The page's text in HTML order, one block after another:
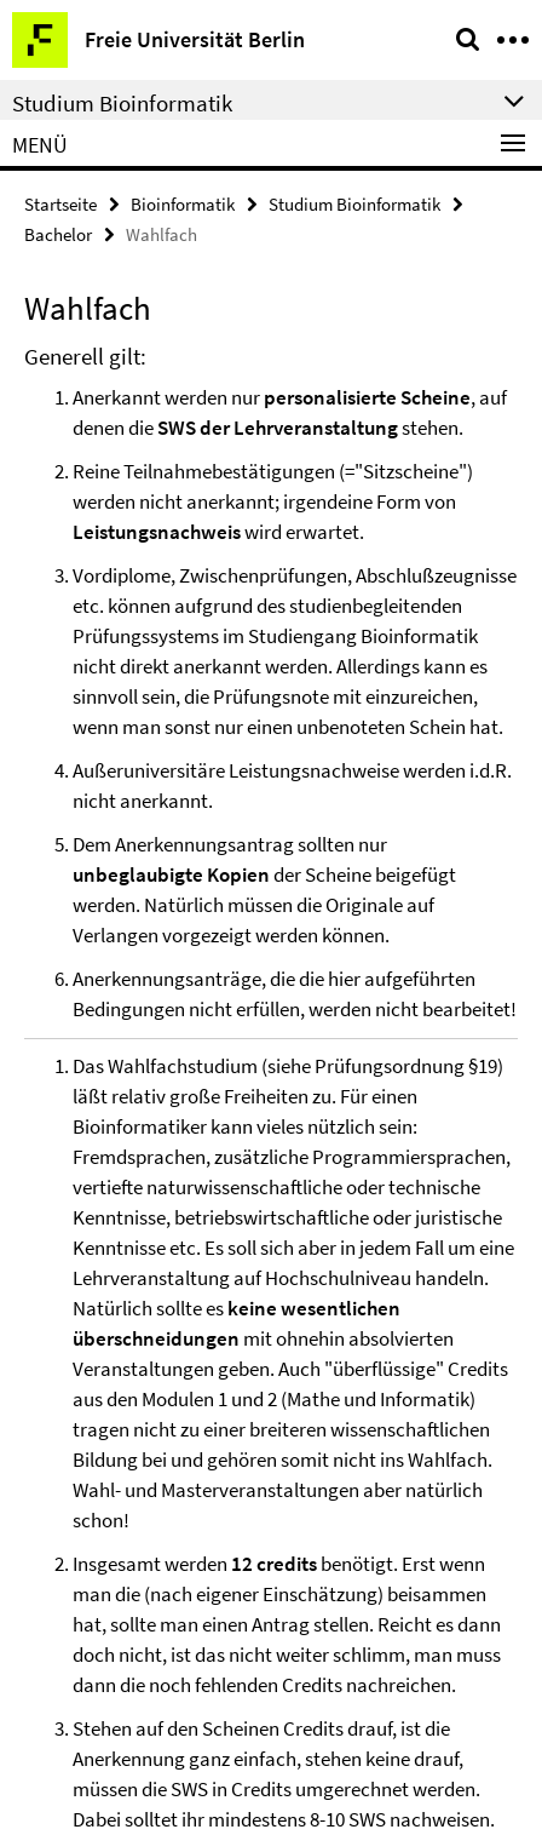
Springe
direkt
zu
Inhalt
Freie Universität Berlin
Service-
Navigation
Studium Bioinformatik
MENÜ
Startseite Bioinformatik
Studium Bioinformatik
Bachelor
Wahlfach
Wahlfach
Generell gilt:
Anerkannt werden nurpersonalisierte Scheine, auf
denen dieSWS der Lehrveranstaltungstehen.
Reine Teilnahmebestätigungen (="Sitzscheine")
werden nicht anerkannt; irgendeine Form von
Leistungsnachweiswird erwartet.
Vordiplome, Zwischenprüfungen, Abschlußzeugnisse
etc. können aufgrund des studienbegleitenden
Prüfungssystems im Studiengang Bioinformatik
nicht direkt anerkannt werden. Allerdings kann es
sinnvoll sein, die Prüfungsnote mit einzureichen,
wenn man sonst nur einen unbenoteten Schein hat.
Außeruniversitäre Leistungsnachweise werden i.d.R.
nicht anerkannt.
Dem Anerkennungsantrag sollten nur
unbeglaubigte Kopiender Scheine beigefügt
werden. Natürlich müssen die Originale auf
Verlangen vorgezeigt werden können.
Anerkennungsanträge, die die hier aufgeführten
Bedingungen nicht erfüllen, werden nicht bearbeitet!
Das Wahlfachstudium (siehe Prüfungsordnung §19)
läßt relativ große Freiheiten zu. Für einen
Bioinformatiker kann vieles nützlich sein:
Fremdsprachen, zusätzliche Programmiersprachen,
vertiefte naturwissenschaftliche oder technische
Kenntnisse, betriebswirtschaftliche oder juristische
Kenntnisse etc. Es soll sich aber in jedem Fall um eine
Lehrveranstaltung auf Hochschulniveau handeln.
Natürlich sollte eskeine wesentlichen
überschneidungen mit ohnehin absolvierten
Veranstaltungen geben. Auch "überflüssige" Credits
aus den Modulen 1 und 2 (Mathe und Informatik)
tragen nicht zu einer breiteren wissenschaftlichen
Bildung bei und gehören somit nicht ins Wahlfach.
Wahl- und Masterveranstaltungen aber natürlich
schon!
Insgesamt werden 12 creditsbenötigt. Erst wenn
man die (nach eigener Einschätzung) beisammen
hat, sollte man einen Antrag stellen. Reicht es dann
doch nicht, ist das nicht weiter schlimm, man muss
dann die noch fehlenden Credits nachreichen.
Stehen auf den Scheinen Credits drauf, ist die
Anerkennung ganz einfach, stehen keine drauf,
müssen die SWS in Credits umgerechnet werden.
Dabei solltet ihr mindestens 8-10 SWS nachweisen.